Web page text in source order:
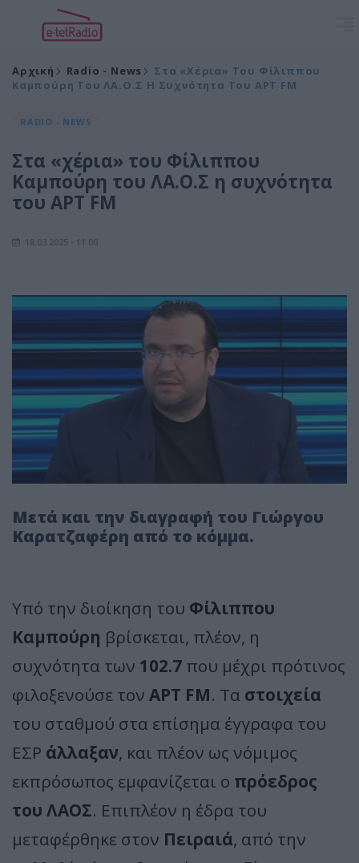
Αρχική Radio - News
Στα «χέρια» Του Φίλιππου
Καμπούρη Του ΛΑ.Ο.Σ Η Συχνότητα Του ΑΡΤ FM
RADIO - NEWS
Στα «χέρια» του Φίλιππου
Καμπούρη του ΛΑ.Ο.Σ η συχνότητα
του ΑΡΤ FM
18.03.2025 - 11:00
Μετά και την διαγραφή του Γιώργου
Καρατζαφέρη από το κόμμα.
Υπό την διοίκηση του Φίλιππου
Καμπούρη βρίσκεται, πλέον, η
συχνότητα των 102.7 που μέχρι πρότινος
φιλοξενούσε τον ΑΡΤ FM. Τα στοιχεία
του σταθμού στα επίσημα έγγραφα του
ΕΣΡ άλλαξαν, και πλέον ως νόμιμος
εκπρόσωπος εμφανίζεται ο πρόεδρος
του ΛΑΟΣ. Επιπλέον η έδρα του
μεταφέρθηκε στον Πειραιά, από την